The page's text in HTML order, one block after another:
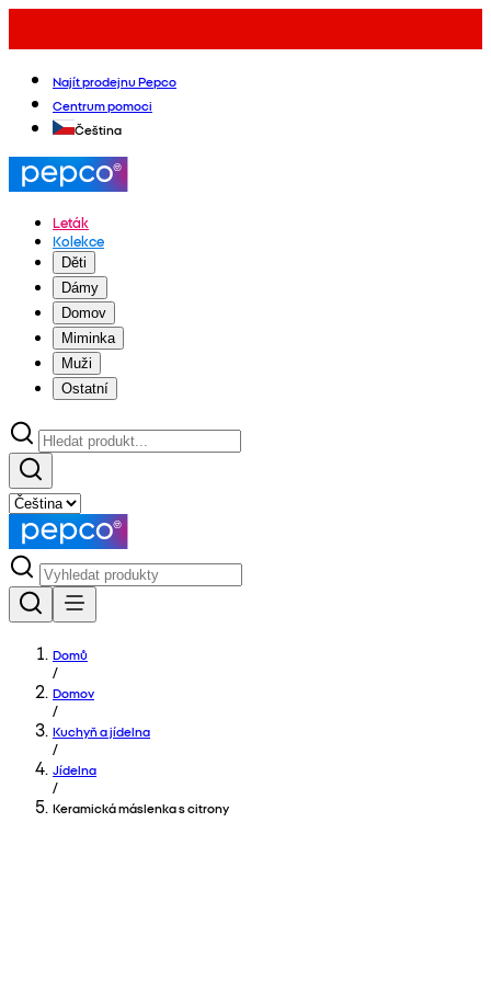
Najít prodejnu Pepco
Centrum pomoci
Čeština
Leták
Kolekce
Děti
Dámy
Domov
Miminka
Muži
Ostatní
Domů
/
Domov
/
Kuchyň a jídelna
/
Jídelna
/
Keramická máslenka s citrony